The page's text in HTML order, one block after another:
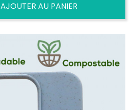
AJOUTER AU PANIER